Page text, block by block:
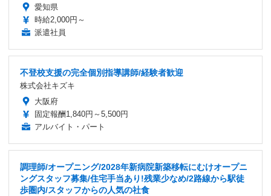
愛知県
時給2,000円～
派遣社員
不登校支援の完全個別指導講師/経験者歓迎
株式会社キズキ
大阪府
固定報酬1,840円～5,500円
アルバイト・パート
調理師/オープニング/2028年新病院新築移転にむけオープニ
ングスタッフ募集/住宅手当あり!残業少なめ/2路線から駅徒
歩圏内/スタッフからの人気の社食